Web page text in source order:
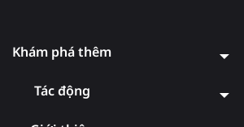
Khám phá thêm
Tác động